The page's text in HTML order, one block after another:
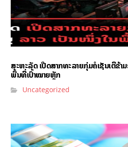
ສະຫະລັດ ເປີດສາກທະລາຍກຸ່ມຄໍເຊັນເຕີຂ້າ
ພື້ນທີ່ເປົ້າໝາຍຫຼັກ
Uncategorized